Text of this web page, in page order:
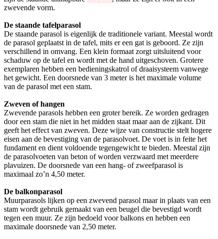
zwevende vorm.
De staande tafelparasol
De staande parasol is eigenlijk de traditionele variant. Meestal wordt
de parasol geplaatst in de tafel, mits er een gat is geboord. Ze zijn
verschillend in omvang. Een klein formaat zorgt uitsluitend voor
schaduw op de tafel en wordt met de hand uitgeschoven. Grotere
exemplaren hebben een bedieningskatrol of draaisysteem vanwege
het gewicht. Een doorsnede van 3 meter is het maximale volume
van de parasol met een stam.
Zweven of hangen
Zwevende parasols hebben een groter bereik. Ze worden gedragen
door een stam die niet in het midden staat maar aan de zijkant. Dit
geeft het effect van zweven. Deze wijze van constructie stelt hogere
eisen aan de bevestiging van de parasolvoet. De voet is in feite het
fundament en dient voldoende tegengewicht te bieden. Meestal zijn
de parasolvoeten van beton of worden verzwaard met meerdere
plavuizen. De doorsnede van een hang- of zweefparasol is
maximaal zo’n 4,50 meter.
De balkonparasol
Muurparasols lijken op een zwevend parasol maar in plaats van een
stam wordt gebruik gemaakt van een beugel die bevestigd wordt
tegen een muur. Ze zijn bedoeld voor balkons en hebben een
maximale doorsnede van 2,50 meter.